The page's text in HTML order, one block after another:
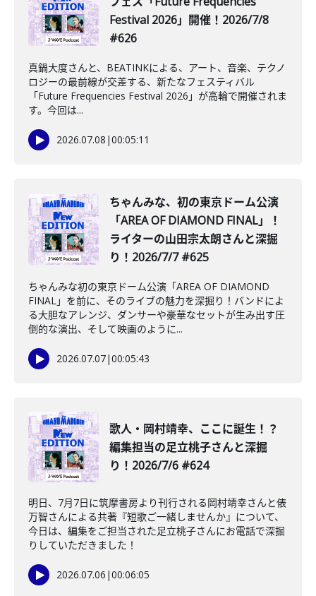
Festival 2026」開催！2026/7/8
#626
真鍋大度さんと、BEATINKによる、アート、音楽、テクノ
ロジーの最前線が交差する、新たなフェスティバル
「Future Frequencies Festival 2026」が高輪で開催されま
す。今回は...
2026.07.08 |00:05:11
️ちゃんみな、初の東京ドーム公演
「AREA OF DIAMOND FINAL」！
ライターの山田宗太朗さんと深掘
り！2026/7/7 #625
ちゃんみな初の東京ドーム公演「AREA OF DIAMOND
FINAL」を前に、そのライブの魅力を深掘り！バンドによ
る大胆なアレンジ、ダンサーや豪華なセットが生み出す圧
倒的な演出、そして映画のように...
2026.07.07|00:05:43
️歌人・岡村靖幸、ここに誕生！？
編集担当の足立桃子さんと深掘
り！2026/7/6 #624
明日、7月7日に筑摩書房より刊行される岡村靖幸さんと俵
万智さんによる共著『短歌ご一緒しませんか』について、
今日は、編集をご担当された足立桃子さんにお電話で深掘
りしていただきました！
2026.07.06 |00:06:05